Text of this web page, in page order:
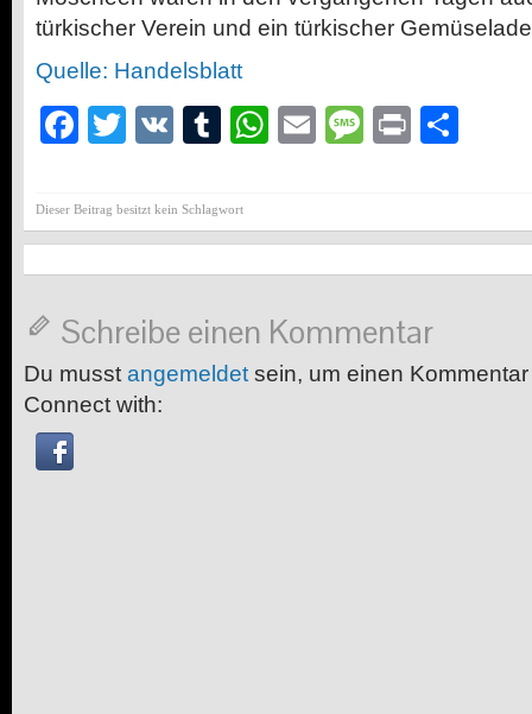
türkischer Verein und ein türkischer
Quelle: Handelsblatt
Facebook
Twitter
VK Tumblr
WhatsApp
EmailMessage
Print
Dieser Beitrag besitzt kein Schlagwort
Schreibe einen Kommentar
Du musst angemeldet sein, um einen
Connect with: